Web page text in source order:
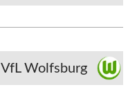
VfL Wolfsburg